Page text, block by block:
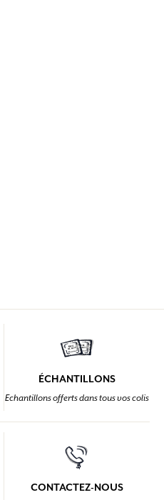
ÉCHANTILLONS
Echantillons offerts dans tous vos colis
CONTACTEZ-NOUS